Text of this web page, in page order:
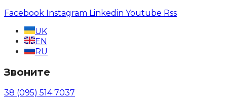
Facebook Instagram Linkedin Youtube Rss
UK
EN
RU
Звоните
38 (095) 514 7037